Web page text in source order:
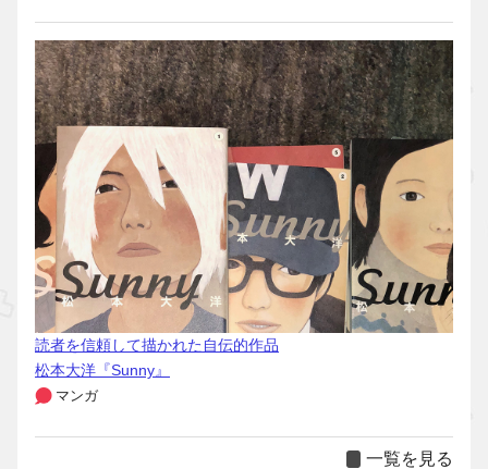
読者を信頼して描かれた自伝的作品
松本大洋『Sunny』
マンガ
一覧を見る